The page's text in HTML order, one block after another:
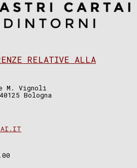
RELATIVE ALLA
M. Vignoli
Bologna